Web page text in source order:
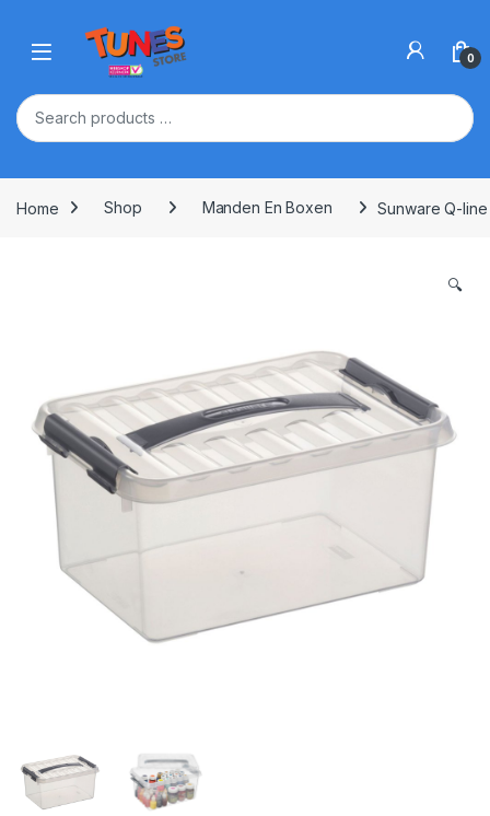
Open 0
Home Shop Manden En Boxen Sunware Q-
🔍